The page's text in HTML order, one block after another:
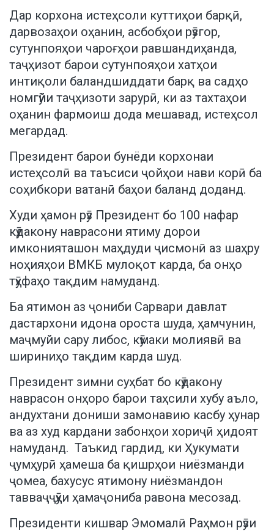
Дар корхона истеҳсоли куттиҳои барқӣ,
дарвозаҳои оҳанин, асбобҳои рӯзгор,
сутунпояҳои чароғҳои равшандиҳанда,
таҷҳизот барои сутунпояҳои хатҳои
интиқоли баландшиддати барқ ва садҳо
номгӯйи таҷҳизоти зарурӣ, ки аз тахтаҳои
оҳанин фармоиш дода мешавад, истеҳсол
мегардад.
Президент барои бунёди корхонаи
истеҳсолӣ ва таъсиси ҷойҳои нави корӣ ба
соҳибкори ватанӣ баҳои баланд доданд.
Худи ҳамон рӯз Президент бо 100 нафар
кӯдакону наврасони ятиму дорои
имконияташон маҳдуди ҷисмонӣ аз шаҳру
ноҳияҳои ВМКБ мулоқот карда, ба онҳо
тӯҳфаҳо тақдим намуданд.
Ба ятимон аз ҷониби Сарвари давлат
дастархони идона ороста шуда, ҳамчунин,
маҷмуйи сару либос, кӯмаки молиявӣ ва
шириниҳо тақдим карда шуд.
Президент зимни суҳбат бо кӯдакону
наврасон онҳоро барои таҳсили хубу аъло,
андухтани дониши замонавию касбу ҳунар
ва аз худ кардани забонҳои хориҷӣ ҳидоят
намуданд. Таъкид гардид, ки Ҳукумати
ҷумҳурӣ ҳамеша ба қишрҳои ниёзманди
ҷомеа, бахусус ятимону ниёзмандон
тавваҷҷӯҳи ҳамаҷониба равона месозад.
Президенти кишвар Эмомалӣ Раҳмон рӯзи